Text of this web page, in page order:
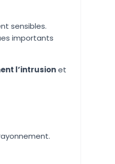
sensibles.
importants
l’intrusionet